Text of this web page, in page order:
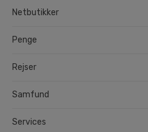
Netbutikker
Penge
Rejser
Samfund
Services